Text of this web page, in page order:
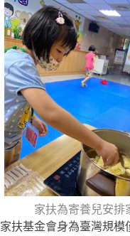
家扶為寄養兒安排
家扶基金會身為臺灣規模